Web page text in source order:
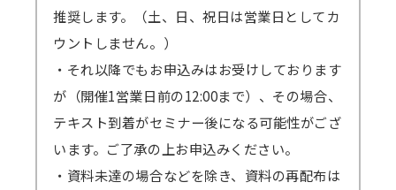
推奨します。（土、日、祝日は営業日としてカ
ウントしません。）
・それ以降でもお申込みはお受けしております
が（開催1営業日前の12:00まで）、その場合、
テキスト到着がセミナー後になる可能性がござ
います。ご了承の上お申込みください。
・資料未達の場合などを除き、資料の再配布は